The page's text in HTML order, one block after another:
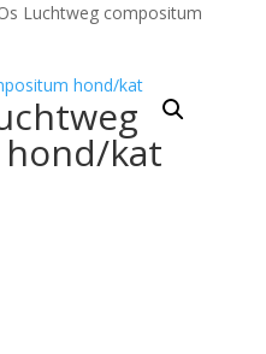
Luchtweg compositum
kat